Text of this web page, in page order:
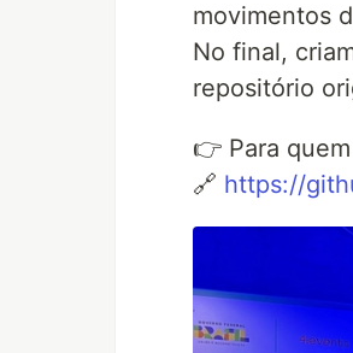
movimentos
No final,
repositório
👉 Para
🔗 https://